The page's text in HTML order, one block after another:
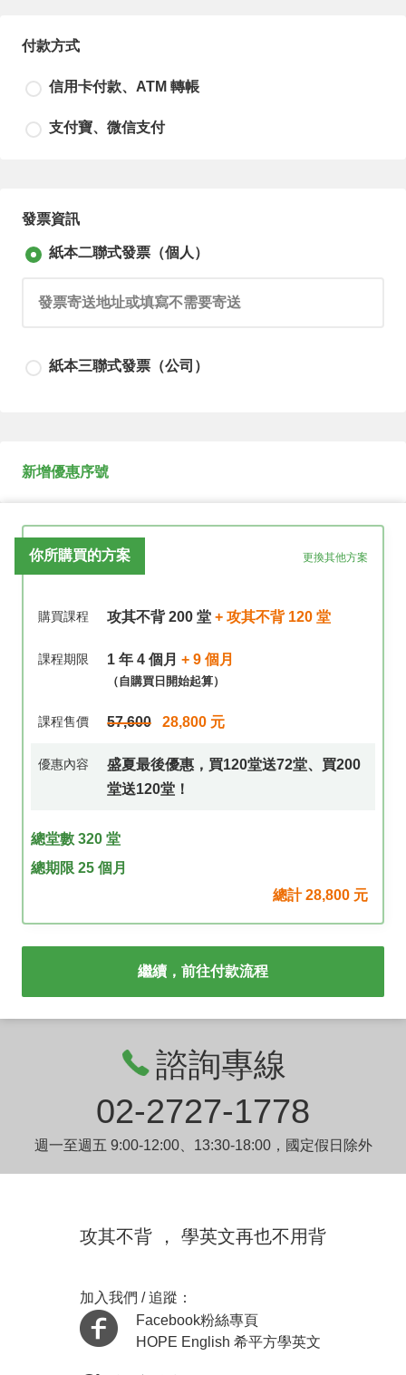
付款方式
信用卡付款、ATM 轉帳
支付寶、微信支付
發票資訊
紙本二聯式發票（個人）
紙本三聯式發票（公司）
請輸入公司統編
新增優惠序號
你所購買的方案 更換其他方案
購買課程 攻其不背 200 堂 + 攻其不背 120 堂
課程期限 1 年 4 個月 + 9 個月
（自購買日開始起算）
課程售價 57,600 28,800 元
優惠內容
盛夏最後優惠，買120堂送72堂、買200
堂送120堂！
總堂數 320 堂
總期限 25 個月
總計28,800 元
繼續，前往付款流程
諮詢專線
02-2727-1778
週一至週五 9:00-12:00、13:30-18:00，國定假日除外
攻其不背 ， 學英文再也不用背
加入我們 / 追蹤：
Facebook粉絲專頁
HOPE English 希平方學英文